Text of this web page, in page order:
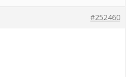
#252460